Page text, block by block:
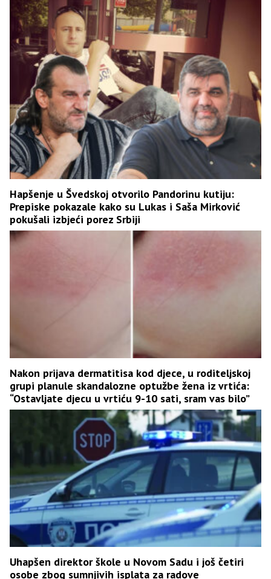
Hapšenje u Švedskoj otvorilo Pandorinu kutiju:
Prepiske pokazale kako su Lukas i Saša Mirković
pokušali izbjeći porez Srbiji
Nakon prijava dermatitisa kod djece, u roditeljskoj
grupi planule skandalozne optužbe žena iz vrtića:
“Ostavljate djecu u vrtiću 9-10 sati, sram vas bilo”
Uhapšen direktor škole u Novom Sadu i još četiri
osobe zbog sumnjivih isplata za radove